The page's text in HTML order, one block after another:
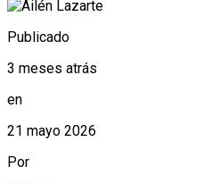
Publicado
3 meses atrás
en
21 mayo 2026
Por